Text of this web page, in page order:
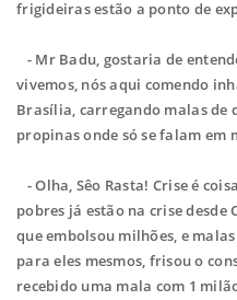
frigideiras estão a ponto de
- Mr Badu, gostaria de
vivemos, nós aqui comendo
Brasília, carregando malas de
propinas onde só se falam em
- Olha, Sêo Rasta! Crise é
pobres já estão na crise
que embolsou milhões, e
para eles mesmos, frisou o
recebido uma mala com 1